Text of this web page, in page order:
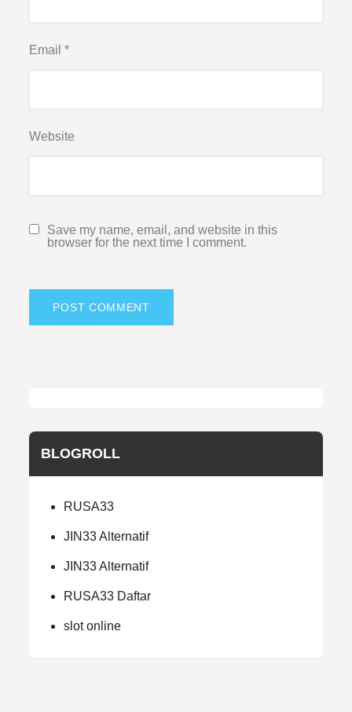
Email*
Website
Save my name, email, and website in this
browser for the next time I comment.
BLOGROLL
RUSA33
JIN33 Alternatif
JIN33 Alternatif
RUSA33 Daftar
slot online